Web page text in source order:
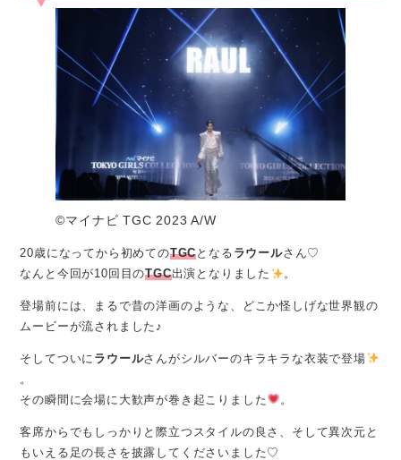
©️マイナビ TGC 2023 A/W
20歳になってから初めてのTGCとなる ラウールさん♡
なんと今回が10回目のTGC出演となりました 。
登場前には、まるで昔の洋画のような、どこか怪しげな世界観の
ムービーが流されました♪
そしてついに ラウールさんがシルバーのキラキラな衣装で登場
。
その瞬間に会場に大歓声が巻き起こりました
。
客席からでもしっかりと際立つスタイルの良さ、そして異次元と
もいえる足の長さを披露してくださいました♡